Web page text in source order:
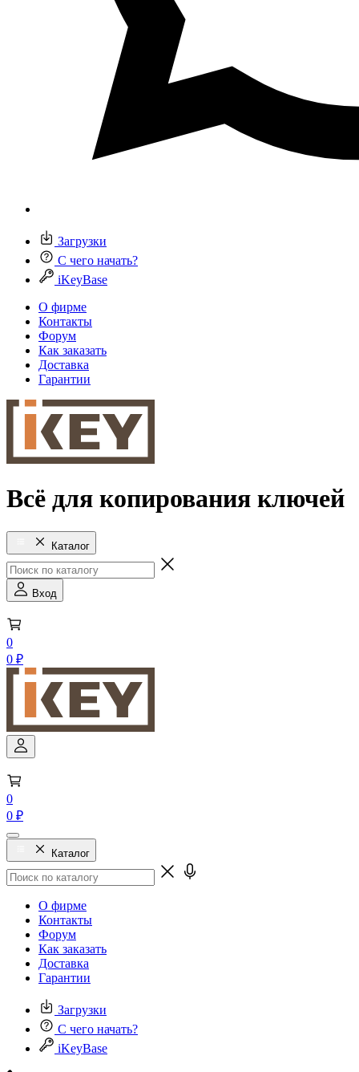
Загрузки
С чего начать?
iKeyBase
О фирме
Контакты
Форум
Как заказать
Доставка
Гарантии
Всё для копирования ключей
Каталог
Вход
0
0 ₽
0
0 ₽
Каталог
О фирме
Контакты
Форум
Как заказать
Доставка
Гарантии
Загрузки
С чего начать?
iKeyBase